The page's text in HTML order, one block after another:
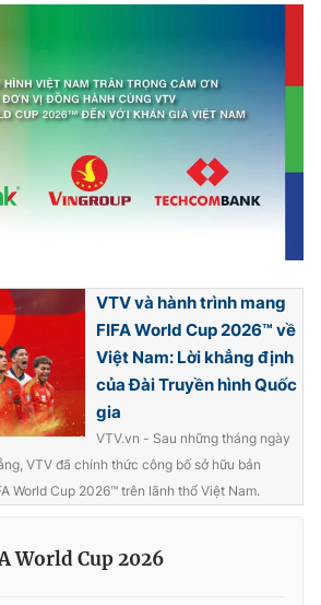
VTV và hành trình mang
FIFA World Cup 2026™ về
Việt Nam: Lời khẳng định
của Đài Truyền hình Quốc
gia
VTV.vn - Sau những tháng ngày
VTV đã chính thức công bố sở hữu bản
World Cup 2026™ trên lãnh thổ Việt Nam.
World Cup 2026